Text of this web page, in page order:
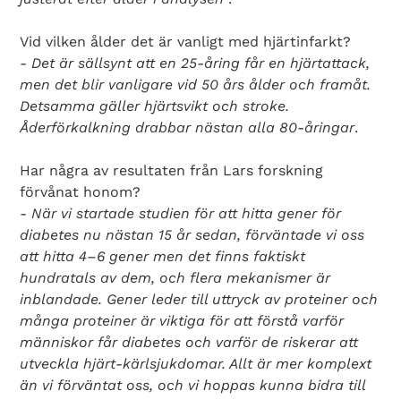
Search Diabetes Wellness Sverige
Vid vilken ålder det är vanligt med hjärtinfarkt?
-Det är sällsynt att en 25-åring får en hjärtattack,
men det blir vanligare vid 50 års ålder och framåt.
Detsamma gäller hjärtsvikt och stroke.
Åderförkalkning drabbar nästan alla 80-åringar.
Har några av resultaten från Lars forskning
förvånat honom?
-När vi startade studien för att hitta gener för
diabetes nu nästan 15 år sedan, förväntade vi oss
att hitta 4–6 gener men det finns faktiskt
hundratals av dem, och flera mekanismer är
inblandade. Gener leder till uttryck av proteiner och
många proteiner är viktiga för att förstå varför
människor får diabetes och varför de riskerar att
utveckla hjärt-kärlsjukdomar. Allt är mer komplext
än vi förväntat oss, och vi hoppas kunna bidra till